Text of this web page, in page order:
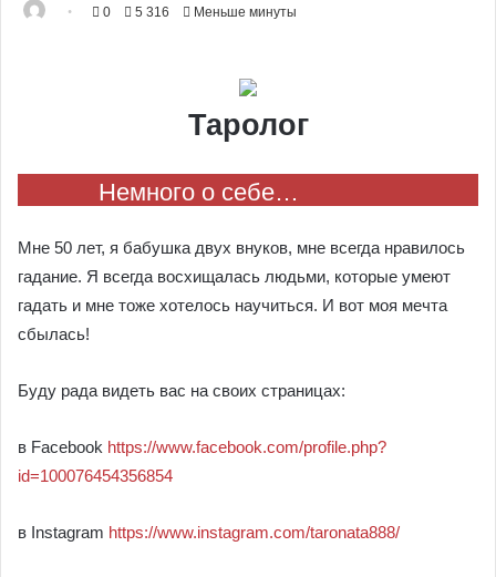
0 5 316 Меньше минуты
Таролог
Немного о себе…
Мне 50 лет, я бабушка двух внуков, мне всегда нравилось
гадание. Я всегда восхищалась людьми, которые умеют
гадать и мне тоже хотелось научиться. И вот моя мечта
сбылась!
Буду рада видеть вас на своих страницах:
в Facebook https://www.facebook.com/profile.php?
id=100076454356854
в Instagram https://www.instagram.com/taronata888/